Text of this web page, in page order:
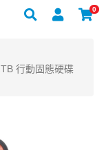
0
行動固態硬碟